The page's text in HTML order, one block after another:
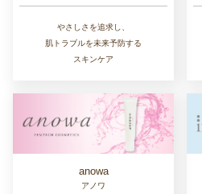
やさしさを追求し、
肌トラブルを未来予防する
スキンケア
anowa
アノワ